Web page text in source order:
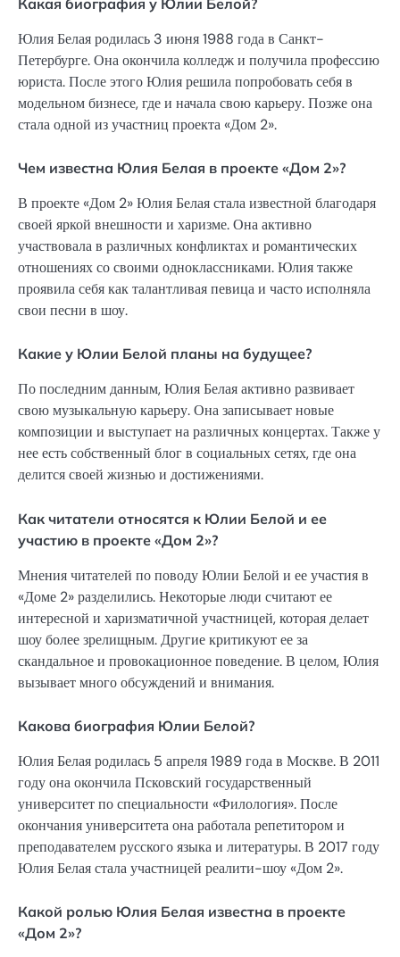
Юлия Белая родилась 3 июня 1988 года в Санкт-
Петербурге. Она окончила колледж и получила профессию
юриста. После этого Юлия решила попробовать себя в
модельном бизнесе, где и начала свою карьеру. Позже она
стала одной из участниц проекта «Дом 2».
Чем известна Юлия Белая в проекте «Дом 2»?
В проекте «Дом 2» Юлия Белая стала известной благодаря
своей яркой внешности и харизме. Она активно
участвовала в различных конфликтах и романтических
отношениях со своими одноклассниками. Юлия также
проявила себя как талантливая певица и часто исполняла
свои песни в шоу.
Какие у Юлии Белой планы на будущее?
По последним данным, Юлия Белая активно развивает
свою музыкальную карьеру. Она записывает новые
композиции и выступает на различных концертах. Также у
нее есть собственный блог в социальных сетях, где она
делится своей жизнью и достижениями.
Как читатели относятся к Юлии Белой и ее
участию в проекте «Дом 2»?
Мнения читателей по поводу Юлии Белой и ее участия в
«Доме 2» разделились. Некоторые люди считают ее
интересной и харизматичной участницей, которая делает
шоу более зрелищным. Другие критикуют ее за
скандальное и провокационное поведение. В целом, Юлия
вызывает много обсуждений и внимания.
Какова биография Юлии Белой?
Юлия Белая родилась 5 апреля 1989 года в Москве. В 2011
году она окончила Псковский государственный
университет по специальности «Филология». После
окончания университета она работала репетитором и
преподавателем русского языка и литературы. В 2017 году
Юлия Белая стала участницей реалити-шоу «Дом 2».
Какой ролью Юлия Белая известна в проекте
«Дом 2»?